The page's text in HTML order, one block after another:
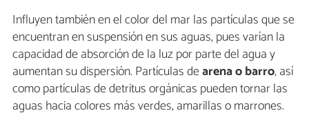
Influyen también en el color del mar las partículas que se
encuentran en suspensión en sus aguas, pues varían la
capacidad de absorción de la luz por parte del agua y
aumentan su dispersión. Partículas dearena o barro, así
como partículas de detritus orgánicas pueden tornar las
aguas hacia colores más verdes, amarillas o marrones.